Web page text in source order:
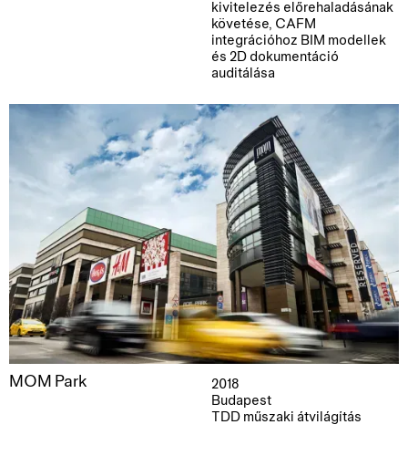
kivitelezés előrehaladásának
követése, CAFM
integrációhoz BIM modellek
és 2D dokumentáció
auditálása
MOM Park
2018
Budapest
TDD műszaki átvilágítás